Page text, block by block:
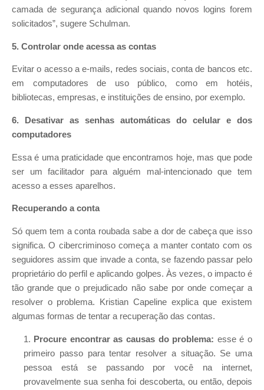
camada de segurança adicional quando novos logins forem
solicitados”, sugere Schulman.
5. Controlar onde acessa as contas
Evitar o acesso a e-mails, redes sociais, conta de bancos etc.
em computadores de uso público, como em hotéis,
bibliotecas, empresas, e instituições de ensino, por exemplo.
6. Desativar as senhas automáticas do celular e dos
computadores
Essa é uma praticidade que encontramos hoje, mas que pode
ser um facilitador para alguém mal-intencionado que tem
acesso a esses aparelhos.
Recuperando a conta
Só quem tem a conta roubada sabe a dor de cabeça que isso
significa. O cibercriminoso começa a manter contato com os
seguidores assim que invade a conta, se fazendo passar pelo
proprietário do perfil e aplicando golpes. Às vezes, o impacto é
tão grande que o prejudicado não sabe por onde começar a
resolver o problema. Kristian Capeline explica que existem
algumas formas de tentar a recuperação das contas.
Procure encontrar as causas do problema: esse é o
primeiro passo para tentar resolver a situação. Se uma
pessoa está se passando por você na internet,
provavelmente sua senha foi descoberta, ou então, depois